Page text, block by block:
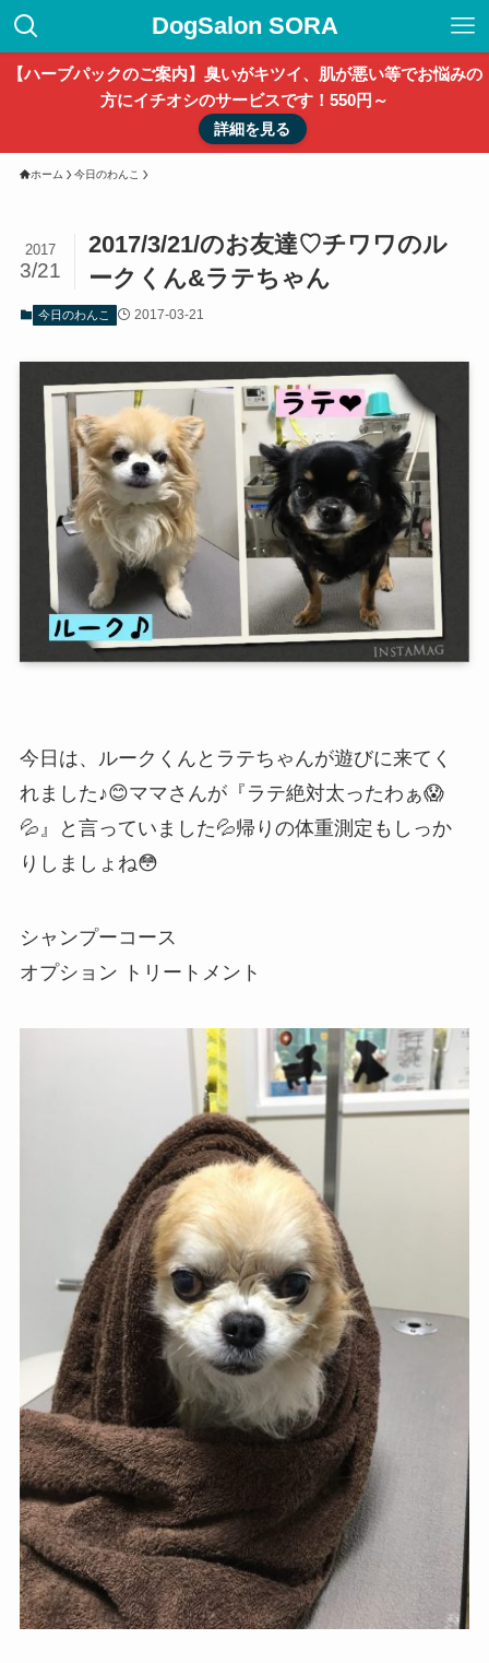
DogSalon SORA
【ハーブパックのご案内】臭いがキツイ、肌が悪い等でお悩みの
方にイチオシのサービスです！550円～
詳細を見る
ホーム 今日のわんこ
2017/3/21/のお友達♡チワワのル
ークくん&ラテちゃん
2017
3/21
今日のわんこ 2017-03-21
今日は、ルークくんとラテちゃんが遊びに来てく
れました♪😊ママさんが『ラテ絶対太ったわぁ😱
💦』と言っていました💦帰りの体重測定もしっか
りしましょね😳
シャンプーコース
オプション トリートメント